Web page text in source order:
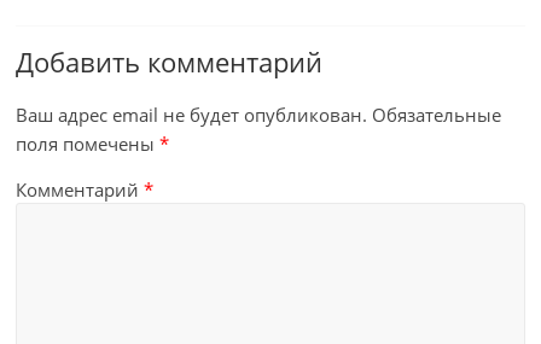
Добавить комментарий
Ваш адрес email не будет опубликован. Обязательные
поля помечены*
Комментарий*